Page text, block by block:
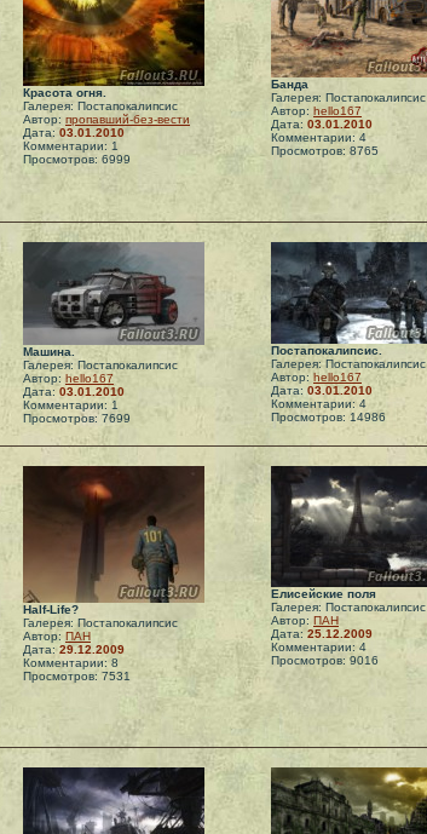
Красота огня.
Галерея: Постапокалипсис
Автор: пропавший-без-вести
Дата: 03.01.2010
Комментарии: 1
Просмотров: 6999
Банда
Галерея: Постапокалипсис
Автор: hello167
Дата: 03.01.2010
Комментарии: 4
Просмотров: 8765
Машина.
Галерея: Постапокалипсис
Автор: hello167
Дата: 03.01.2010
Комментарии: 1
Просмотров: 7699
Постапокалипсис.
Галерея: Постапокалипсис
Автор: hello167
Дата: 03.01.2010
Комментарии: 4
Просмотров: 14986
Half-Life?
Галерея: Постапокалипсис
Автор: ПАН
Дата:29.12.2009
Комментарии: 8
Просмотров: 7531
Елисейские поля
Галерея: Постапокалипсис
Автор: ПАН
Дата: 25.12.2009
Комментарии: 4
Просмотров: 9016